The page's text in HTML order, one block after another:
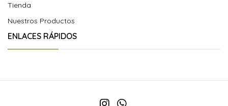
Tienda
Nuestros Productos
ENLACES RÁPIDOS